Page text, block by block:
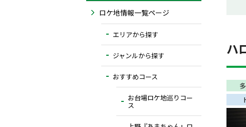
ハ
ロケ地情報一覧ページ
エリアから探す
ジャンルから探す
おすすめコース
お台場ロケ地巡りコー
ス